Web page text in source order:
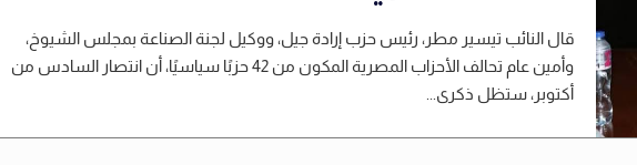
قال النائب تيسير مطر، رئيس حزب إرادة جيل، ووكيل لجنة الصناعة بمجلس الشيوخ،
وأمين عام تحالف الأحزاب المصرية المكون من 42 حزبًا سياسيًا، أن انتصار السادس من
أكتوبر، ستظل ذكرى...